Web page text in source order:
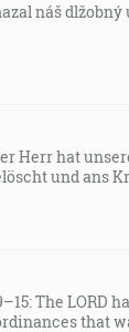
náš
Herr hat
und ans
The LORD
that